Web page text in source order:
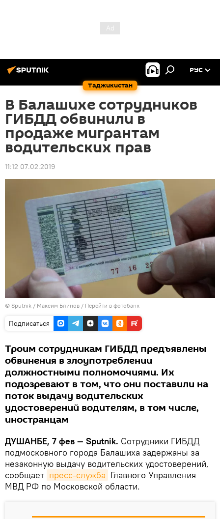
Таджикистан
РУС
В Балашихе сотрудников
ГИБДД обвинили в
продаже мигрантам
водительских прав
11:12 07.02.2019
© Sputnik / Максим Блинов / Перейти в фотобанк
Подписаться
Троим сотрудникам ГИБДД предъявлены
обвинения в злоупотреблении
должностными полномочиями. Их
подозревают в том, что они поставили на
поток выдачу водительских
удостоверений водителям, в том числе,
иностранцам
ДУШАНБЕ, 7 фев — Sputnik. Сотрудники ГИБДД
подмосковного города Балашиха задержаны за
незаконную выдачу водительских удостоверений,
сообщает пресс-служба Главного Управления
МВД РФ по Московской области.